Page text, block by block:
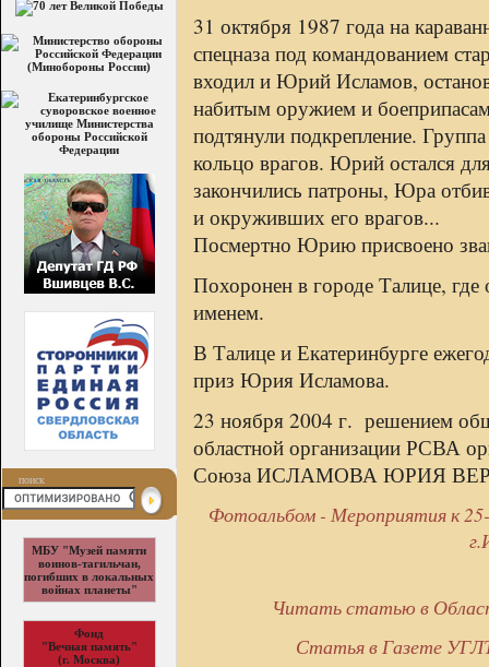
поиск
МБУ "Музей памяти
воинов-тагильчан,
погибших в локальных
войнах планеты"
Фонд
"Вечная память"
(г. Москва)
31 октября 1987 года на
спецназа под командованием
входил и Юрий Исламов,
набитым оружием и
подтянули подкрепление.
кольцо врагов. Юрий остался
закончились патроны, Юра
и окруживших его врагов...
Посмертно Юрию присвоено
Похоронен в городе Талице, где
именем.
В Талице и Екатеринбурге
приз Юрия Исламова.
23 ноября 2004 г. решением
областной организации РСВА
Союза ИСЛАМОВА ЮРИЯ
Фотоальбом - Мероприятия к
Читать статью в
Статья в Газете